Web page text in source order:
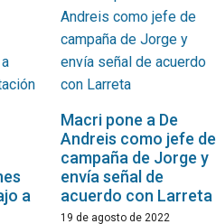
a
Macri pone a De
Andreis como jefe de
campaña de Jorge y
envía señal de
acuerdo con Larreta
19 de agosto de 2022